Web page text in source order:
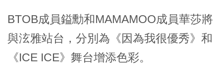
BTOB成員鎰勳和MAMAMOO成員華莎將
與泫雅站台，分別為《因為我很優秀》和
《ICE ICE》舞台增添色彩。